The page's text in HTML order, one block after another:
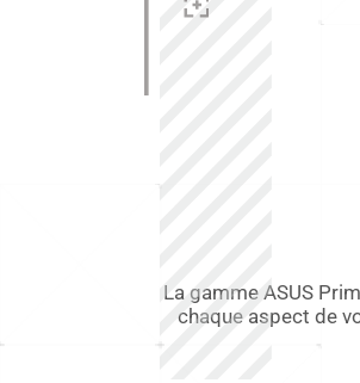
La gamme ASUS
chaque aspect de